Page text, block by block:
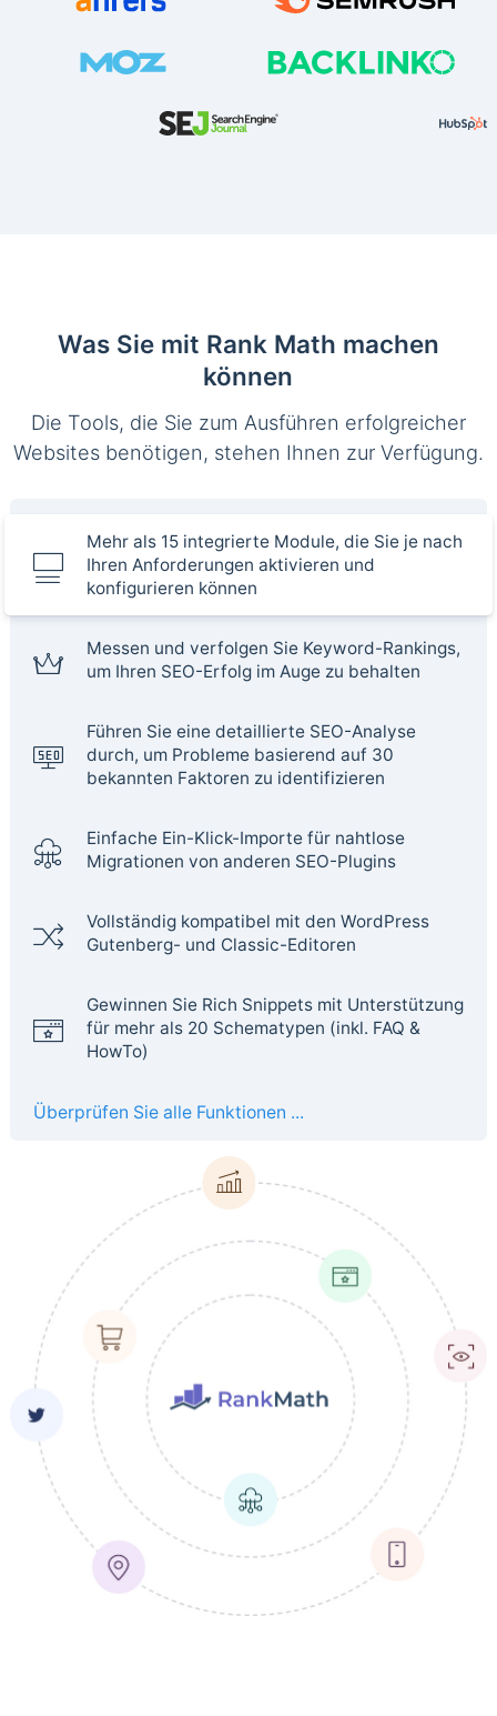
Was Sie mit Rank Math machen
können
Die Tools, die Sie zum Ausführen erfolgreicher
Websites benötigen, stehen Ihnen zur Verfügung.
Mehr als 15 integrierte Module, die Sie je nach
Ihren Anforderungen aktivieren und
konfigurieren können
Messen und verfolgen Sie Keyword-Rankings,
um Ihren SEO-Erfolg im Auge zu behalten
Führen Sie eine detaillierte SEO-Analyse
durch, um Probleme basierend auf 30
bekannten Faktoren zu identifizieren
Einfache Ein-Klick-Importe für nahtlose
Migrationen von anderen SEO-Plugins
Vollständig kompatibel mit den WordPress
Gutenberg- und Classic-Editoren
Gewinnen Sie Rich Snippets mit Unterstützung
für mehr als 20 Schematypen (inkl. FAQ &
HowTo)
Überprüfen Sie alle Funktionen ...